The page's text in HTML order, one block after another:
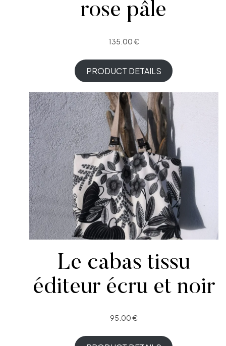
rose pâle
135.00€
PRODUCT DETAILS
Le cabas tissu
éditeur écru et noir
95.00€